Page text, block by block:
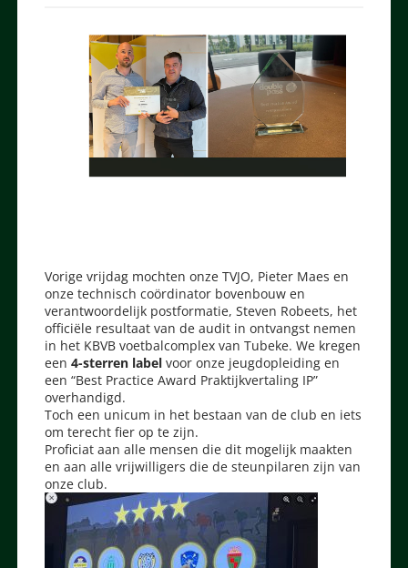
Vorige vrijdag mochten onze TVJO, Pieter Maes en
onze technisch coördinator bovenbouw en
verantwoordelijk postformatie, Steven Robeets, het
officiële resultaat van de audit in ontvangst nemen
in het KBVB voetbalcomplex van Tubeke. We kregen
een4-sterren label voor onze jeugdopleiding en
een “Best Practice Award Praktijkvertaling IP”
overhandigd.
Toch een unicum in het bestaan van de club en iets
om terecht fier op te zijn.
Proficiat aan alle mensen die dit mogelijk maakten
en aan alle vrijwilligers die de steunpilaren zijn van
onze club.